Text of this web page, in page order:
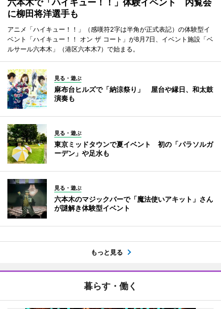
六本木で「ハイキュー！！」体験イベント 内覧会
に柳田将洋選手も
アニメ「ハイキュー！！」（感嘆符2字は半角が正式表記）の体験型イ
ベント「ハイキュー！！ オン ザ コート」が8月7日、イベント施設「ベ
ルサール六本木」（港区六本木7）で始まる。
見る・遊ぶ
麻布台ヒルズで「納涼祭り」 屋台や縁日、和太鼓
演奏も
見る・遊ぶ
東京ミッドタウンで夏イベント 初の「パラソルガ
ーデン」や足水も
見る・遊ぶ
六本木のマジックバーで「魔法使いアキット」さん
が謎解き体験型イベント
もっと見る
暮らす・働く